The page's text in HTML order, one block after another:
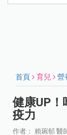
首頁 育兒 營
健康UP
疫力
作者： 賴琬郁 醫